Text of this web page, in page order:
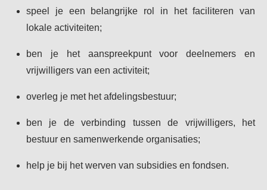
speel je een belangrijke rol in het faciliteren van
lokale activiteiten;
ben je het aanspreekpunt voor deelnemers en
vrijwilligers van een activiteit;
overleg je met het afdelingsbestuur;
ben je de verbinding tussen de vrijwilligers, het
bestuur en samenwerkende organisaties;
help je bij het werven van subsidies en fondsen.